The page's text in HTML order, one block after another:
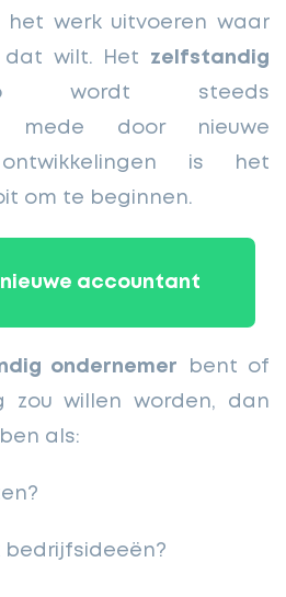
het werk uitvoeren waar
dat wilt. Het zelfstandig
wordt steeds
mede door nieuwe
ontwikkelingen is het
om te beginnen.
nieuwe accountant
ondernemer bent of
zou willen worden, dan
als:
bedrijfsideeën?